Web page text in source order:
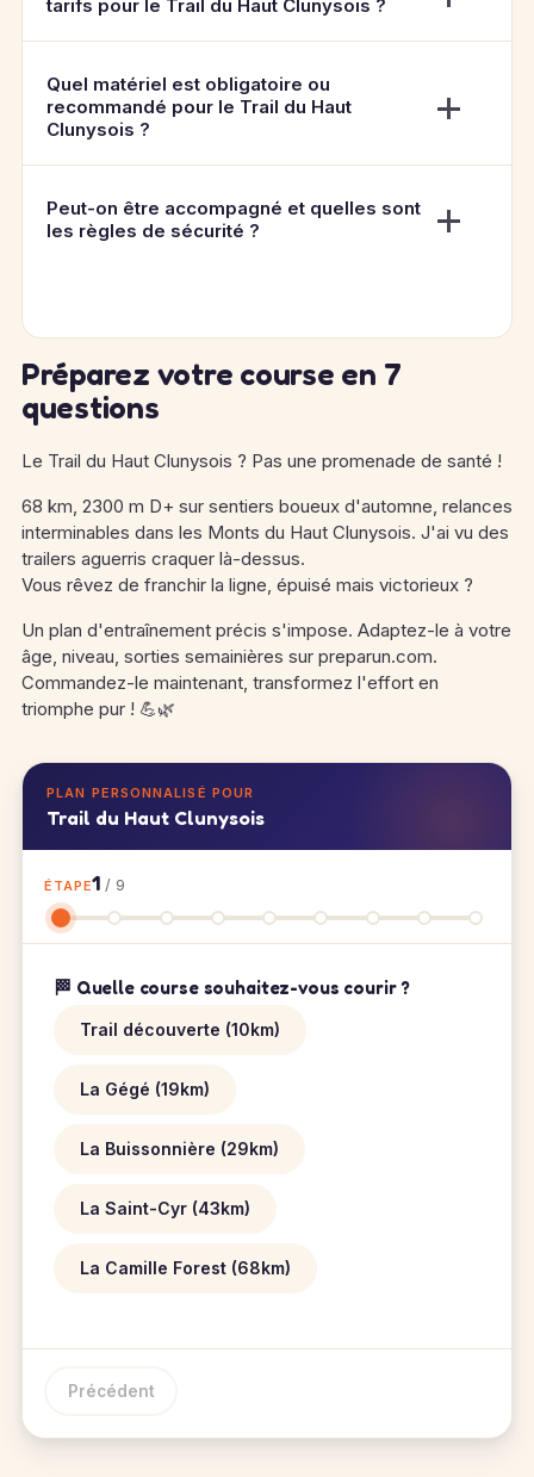
tarifs pour le Trail du Haut Clunysois ?
Quel matériel est obligatoire ou
recommandé pour le Trail du Haut
Clunysois ?
Peut-on être accompagné et quelles sont
les règles de sécurité ?
Préparez votre course en 7
questions
Le Trail du Haut Clunysois ? Pas une promenade de santé !
68 km, 2300 m D+ sur sentiers boueux d'automne, relances
interminables dans les Monts du Haut Clunysois. J'ai vu des
trailers aguerris craquer là-dessus.
Vous rêvez de franchir la ligne, épuisé mais victorieux ?
Un plan d'entraînement précis s'impose. Adaptez-le à votre
âge, niveau, sorties semainières sur preparun.com.
Commandez-le maintenant, transformez l'effort en
triomphe pur ! 💪🌿
PLAN PERSONNALISÉ POUR
Trail du Haut Clunysois
ÉTAPE1 / 9
🏁 Quelle course souhaitez-vous courir ?
Trail découverte (10km)
La Gégé (19km)
La Buissonnière (29km)
La Saint-Cyr (43km)
La Camille Forest (68km)
Précédent